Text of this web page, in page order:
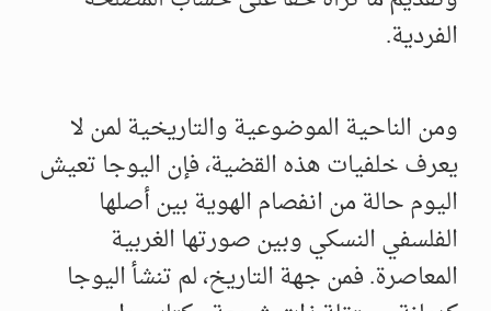
الفردية.
​ومن الناحية الموضوعية والتاريخية لمن لا
يعرف خلفيات هذه القضية، فإن اليوجا تعيش
اليوم حالة من انفصام الهوية بين أصلها
الفلسفي النسكي وبين صورتها الغربية
المعاصرة. فمن جهة التاريخ، لم تنشأ اليوجا